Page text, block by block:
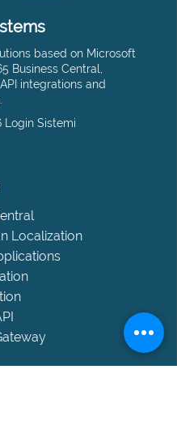
based on Microsoft
Business Central,
integrations and
Login Sistemi
Localization